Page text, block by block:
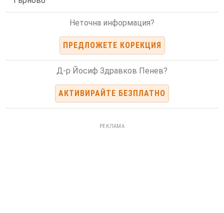
Неточна информация?
ПРЕДЛОЖЕТЕ КОРЕКЦИЯ
Д-р Йосиф Здравков Пенев?
АКТИВИРАЙТЕ БЕЗПЛАТНО
РЕКЛАМА